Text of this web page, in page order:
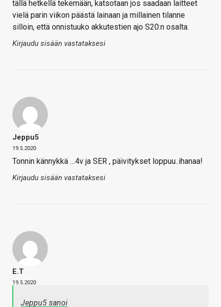
tällä hetkellä tekemään, katsotaan jos saadaan laitteet
vielä parin viikon päästä lainaan ja millainen tilanne
silloin, että onnistuuko akkutestien ajo S20:n osalta.
Kirjaudu sisään vastataksesi
Jeppu5
19.5.2020
Tonnin kännykkä …4v ja SER , päivitykset loppuu..ihanaa!
Kirjaudu sisään vastataksesi
E.T
19.5.2020
Jeppu5 sanoi